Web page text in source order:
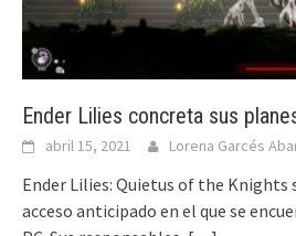
Ender Lilies concreta sus
abril 15, 2021 Lorena Garcés
Ender Lilies: Quietus of the Knights
acceso anticipado en el que se